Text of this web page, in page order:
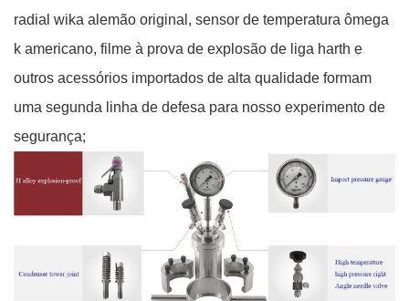
radial wika alemão original, sensor de temperatura ômega
k americano, filme à prova de explosão de liga harth e
outros acessórios importados de alta qualidade formam
uma segunda linha de defesa para nosso experimento de
segurança;